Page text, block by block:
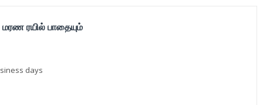
ரயில் பாதையும்
days